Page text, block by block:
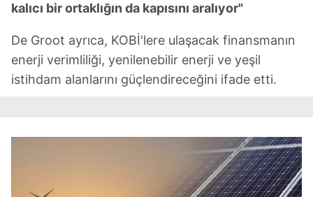
6698 sayılı Kişisel Verilerin Korunması Kanunu uyarınca
ilgili mevzuata uygun olarak kullanılan çerezlerle ilgili bilgi
almak için lütfentıklayınız.
kalıcı bir ortaklığın da kapısını aralıyor"
De Groot ayrıca, KOBİ'lere ulaşacak finansmanın
enerji verimliliği, yenilenebilir enerji ve yeşil
istihdam alanlarını güçlendireceğini ifade etti.